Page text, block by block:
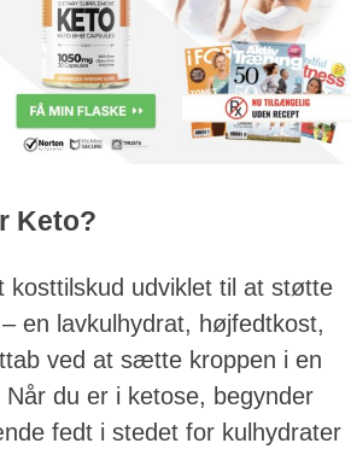
Keto?
kosttilskud udviklet til at støtte
– en lavkulhydrat, højfedtkost,
ved at sætte kroppen i en
du er i ketose, begynder
fedt i stedet for kulhydrater